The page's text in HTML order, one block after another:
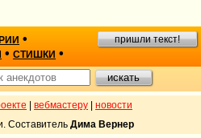
•
• СТИШКИ •
пришли текст!
вебмастеру
новости
Составитель Дима Вернер